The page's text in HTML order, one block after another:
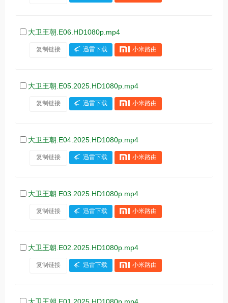
大卫王朝.E06.HD1080p.mp4
复制链接 迅雷下载 小米路由
大卫王朝.E05.2025.HD1080p.mp4
复制链接 迅雷下载 小米路由
大卫王朝.E04.2025.HD1080p.mp4
复制链接 迅雷下载 小米路由
大卫王朝.E03.2025.HD1080p.mp4
复制链接 迅雷下载 小米路由
大卫王朝.E02.2025.HD1080p.mp4
复制链接 迅雷下载 小米路由